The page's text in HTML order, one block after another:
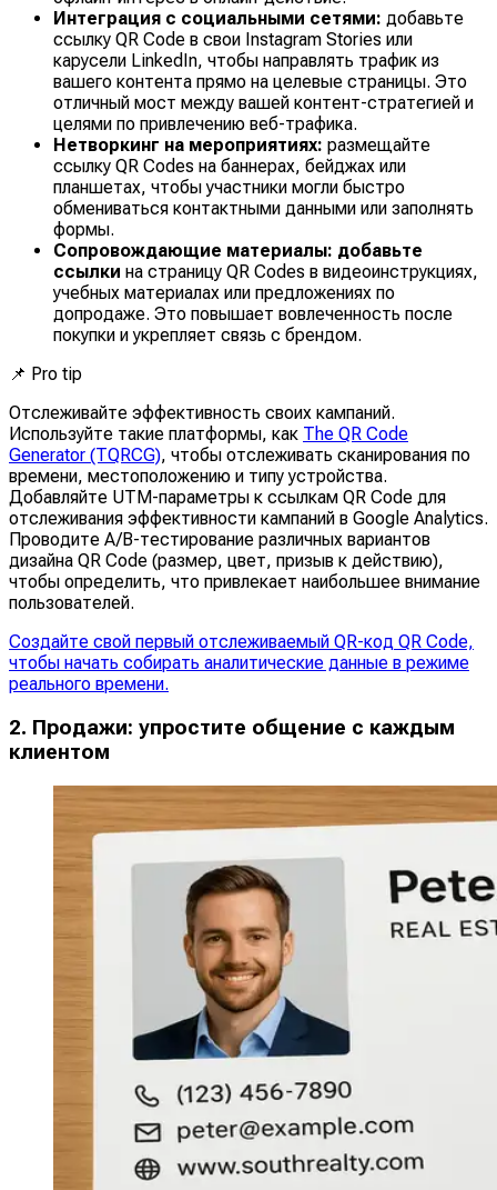
Интеграция с социальными сетями: добавьте
ссылку QR Code в свои Instagram Stories или
карусели LinkedIn, чтобы направлять трафик из
вашего контента прямо на целевые страницы. Это
отличный мост между вашей контент-стратегией и
целями по привлечению веб-трафика.
Нетворкинг на мероприятиях: размещайте
ссылку QR Codes на баннерах, бейджах или
планшетах, чтобы участники могли быстро
обмениваться контактными данными или заполнять
формы.
Сопровождающие материалы: добавьте
ссылки на страницу QR Codes в видеоинструкциях,
учебных материалах или предложениях по
допродаже. Это повышает вовлеченность после
покупки и укрепляет связь с брендом.
📌 Pro tip
Отслеживайте эффективность своих кампаний.
Используйте такие платформы, как The QR Code
Generator (TQRCG), чтобы отслеживать сканирования по
времени, местоположению и типу устройства.
Добавляйте UTM-параметры к ссылкам QR Code для
отслеживания эффективности кампаний в Google Analytics.
Проводите A/B-тестирование различных вариантов
дизайна QR Code (размер, цвет, призыв к действию),
чтобы определить, что привлекает наибольшее внимание
пользователей.
Создайте свой первый отслеживаемый QR-код QR Code,
чтобы начать собирать аналитические данные в режиме
реального времени.
2. Продажи: упростите общение с каждым
клиентом